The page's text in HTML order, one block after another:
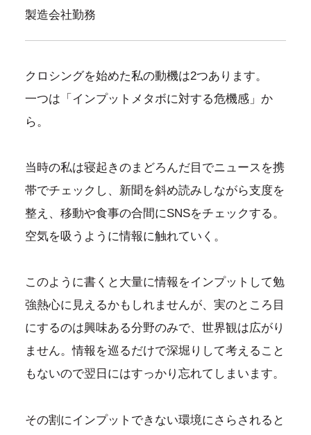
製造会社勤務
クロシングを始めた私の動機は2つあります。
一つは「インプットメタボに対する危機感」か
ら。
当時の私は寝起きのまどろんだ目でニュースを携
帯でチェックし、新聞を斜め読みしながら支度を
整え、移動や食事の合間にSNSをチェックする。
空気を吸うように情報に触れていく。
このように書くと大量に情報をインプットして勉
強熱心に見えるかもしれませんが、実のところ目
にするのは興味ある分野のみで、世界観は広がり
ません。情報を巡るだけで深堀りして考えること
もないので翌日にはすっかり忘れてしまいます。
その割にインプットできない環境にさらされると